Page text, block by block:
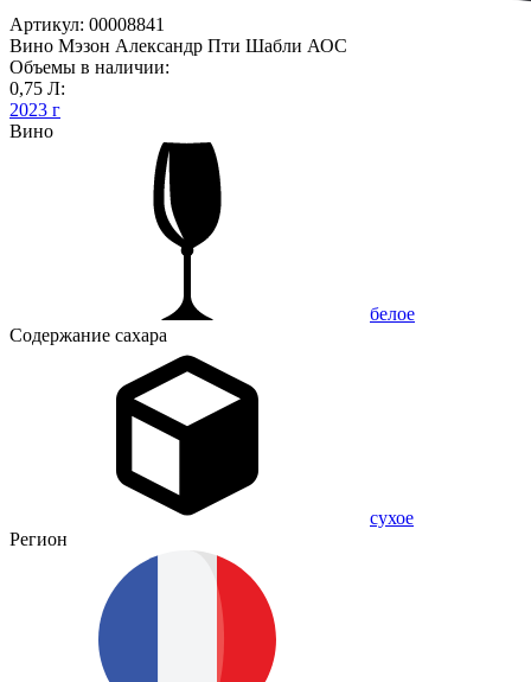
Артикул: 00008841
Вино Мэзон Александр Пти Шабли АОС
Объемы в наличии:
0,75 Л:
2023 г
Вино
белое
Содержание сахара
сухое
Регион